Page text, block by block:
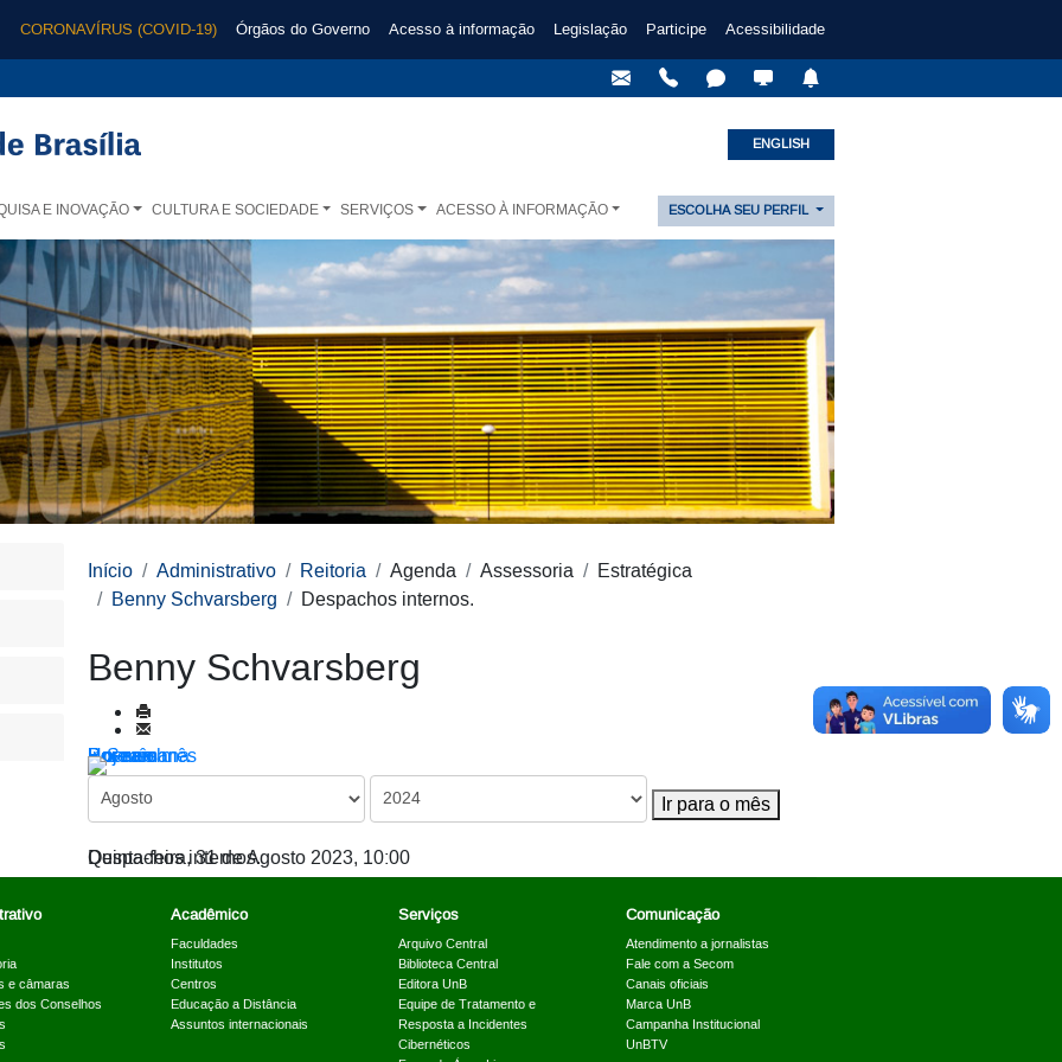
CORONAVÍRUS (COVID-19) Órgãos do Governo Acesso à informação Legislação Participe Acessibilidade
ENGLISH
E INOVAÇÃO CULTURA E SOCIEDADE SERVIÇOS ACESSO À INFORMAÇÃO ESCOLHA SEU PERFIL
Início Administrativo Reitoria Agenda Assessoria
Estratégica
Benny Schvarsberg
Despachos internos.
Benny Schvarsberg
Por ano
Por mês
Por semana
Hoje
Ir para o mês
Ir para o mês
Despachos internos.
Quinta-feira, 31 de Agosto 2023, 10:00
e câmaras
dos Conselhos
Acadêmico
Faculdades
Institutos
Centros
Educação a Distância
Assuntos internacionais
Serviços
Arquivo Central
Biblioteca Central
Editora UnB
Equipe de Tratamento e
Resposta a Incidentes
Cibernéticos
Comunicação
Atendimento a jornalistas
Fale com a Secom
Canais oficiais
Marca UnB
Campanha Institucional
UnBTV